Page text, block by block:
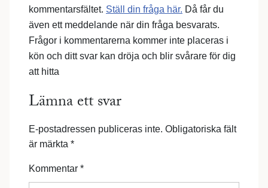
kommentarsfältet. Ställ din fråga här. Då får du
även ett meddelande när din fråga besvarats.
Frågor i kommentarerna kommer inte placeras i
kön och ditt svar kan dröja och blir svårare för dig
att hitta
Lämna ett svar
E-postadressen publiceras inte. Obligatoriska fält
är märkta *
Kommentar *